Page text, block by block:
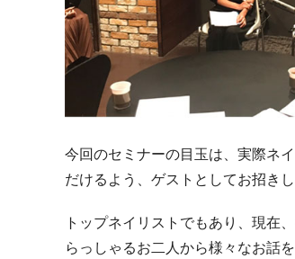
今回のセミナーの目玉は、実際ネ
だけるよう、ゲストとしてお招き
トップネイリストでもあり、現在
らっしゃるお二人から様々なお話を